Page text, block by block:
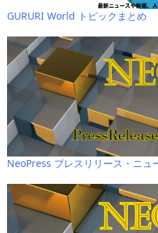
GURURI World トピックまとめ
NeoPress プレスリリース・ニュ